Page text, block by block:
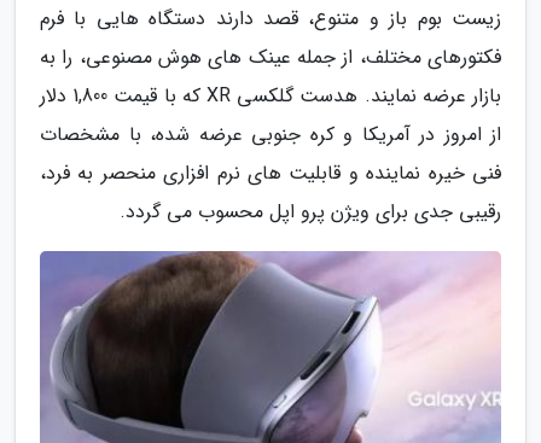
زیست بوم باز و متنوع، قصد دارند دستگاه هایی با فرم
فکتورهای مختلف، از جمله عینک های هوش مصنوعی، را به
بازار عرضه نمایند. هدست گلکسی XR که با قیمت 1,800 دلار
از امروز در آمریکا و کره جنوبی عرضه شده، با مشخصات
فنی خیره نماینده و قابلیت های نرم افزاری منحصر به فرد،
رقیبی جدی برای ویژن پرو اپل محسوب می گردد.